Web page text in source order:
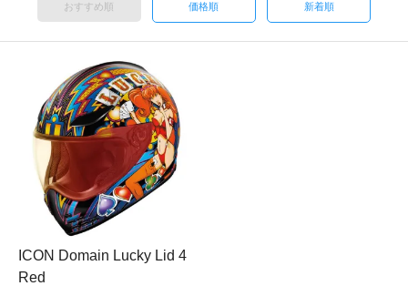
おすすめ順 価格順 新着順
ICON Domain Lucky Lid 4
Red